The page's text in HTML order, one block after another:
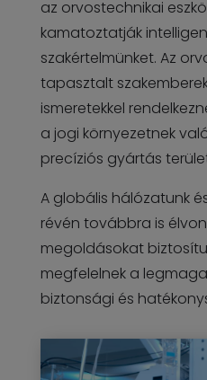
az orvostechnikai
kamatoztatják
szakértelmünket. Az
tapasztalt
ismeretekkel
a jogi környezetnek
precíziós gyártás
A globális hálózatunk
révén továbbra is
megoldásokat
megfelelnek a
biztonsági és